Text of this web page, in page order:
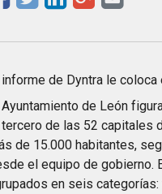
de Dyntra le
de León
de las 52 capitales
de 15.000 habitantes,
el equipo de gobierno.
en seis